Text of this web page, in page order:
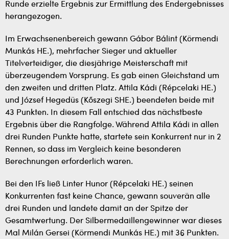
Runde erzielte Ergebnis zur Ermittlung des Endergebnisses
herangezogen.
Im Erwachsenenbereich gewann Gábor Bálint (Körmendi
Munkás HE.), mehrfacher Sieger und aktueller
Titelverteidiger, die diesjährige Meisterschaft mit
überzeugendem Vorsprung. Es gab einen Gleichstand um
den zweiten und dritten Platz. Attila Kádi (Répcelaki HE.)
und József Hegedüs (Kőszegi SHE.) beendeten beide mit
43 Punkten. In diesem Fall entschied das nächstbeste
Ergebnis über die Rangfolge. Während Attila Kádi in allen
drei Runden Punkte hatte, startete sein Konkurrent nur in 2
Rennen, so dass im Vergleich keine besonderen
Berechnungen erforderlich waren.
Bei den IFs ließ Linter Hunor (Répcelaki HE.) seinen
Konkurrenten fast keine Chance, gewann souverän alle
drei Runden und landete damit an der Spitze der
Gesamtwertung. Der Silbermedaillengewinner war dieses
Mal Milán Gersei (Körmendi Munkás HE.) mit 36 Punkten.